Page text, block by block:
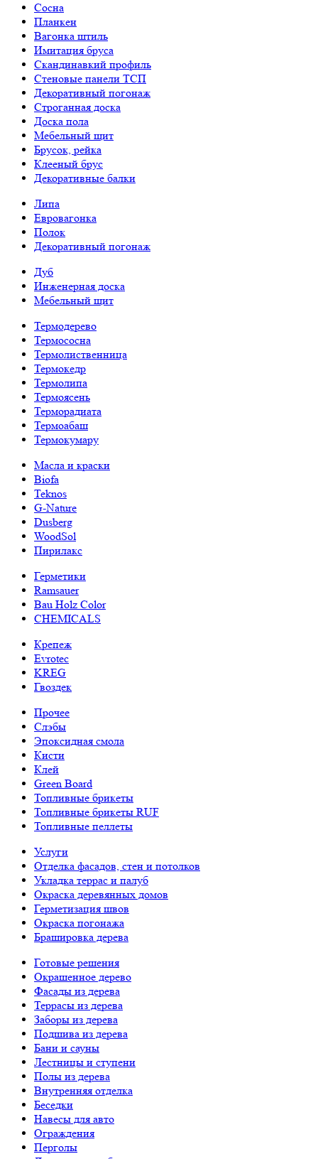
Сосна
Планкен
Вагонка штиль
Имитация бруса
Скандинавкий профиль
Стеновые панели ТСП
Декоративный погонаж
Строганная доска
Доска пола
Мебельный щит
Брусок, рейка
Клееный брус
Декоративные балки
Липа
Евровагонка
Полок
Декоративный погонаж
Дуб
Инженерная доска
Мебельный щит
Термодерево
Термососна
Термолиственница
Термокедр
Термолипа
Термоясень
Терморадиата
Термоабаш
Термокумару
Масла и краски
Biofa
Teknos
G-Nature
Dusberg
WoodSol
Пирилакс
Герметики
Ramsauer
Bau Holz Color
CHEMICALS
Крепеж
Evrotec
KREG
Гвоздек
Прочее
Слэбы
Эпоксидная смола
Кисти
Клей
Green Board
Топливные брикеты
Топливные брикеты RUF
Топливные пеллеты
Услуги
Отделка фасадов, стен и потолков
Укладка террас и палуб
Окраска деревянных домов
Герметизация швов
Окраска погонажа
Брашировка дерева
Готовые решения
Окрашенное дерево
Фасады из дерева
Террасы из дерева
Заборы из дерева
Подшива из дерева
Бани и сауны
Лестницы и ступени
Полы из дерева
Внутренняя отделка
Беседки
Навесы для авто
Ограждения
Перголы